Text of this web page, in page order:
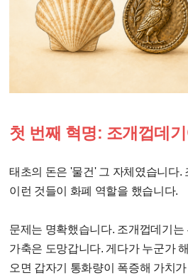
첫 번째 혁명: 조개껍데
태초의 돈은 '물건' 그 자체였습니다.
이런 것들이 화폐 역할을 했습니다.
문제는 명확했습니다. 조개껍데기는
가축은 도망갑니다. 게다가 누군가
오면 갑자기 통화량이 폭증해 가치